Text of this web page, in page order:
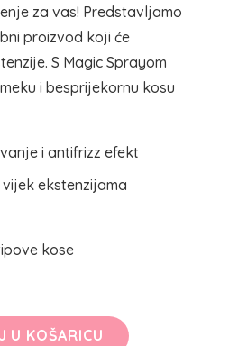
za vas! Predstavljamo
proizvod koji će
S Magic Sprayom
i besprijekornu kosu
i antifrizz efekt
ekstenzijama
kose
U KOŠARICU